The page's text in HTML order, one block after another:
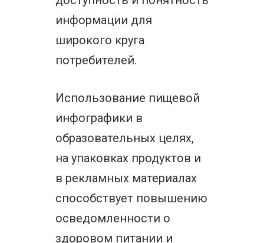
информации для
широкого круга
потребителей.
Использование пищевой
инфографики в
образовательных целях,
на упаковках продуктов и
в рекламных материалах
способствует повышению
осведомленности о
здоровом питании и